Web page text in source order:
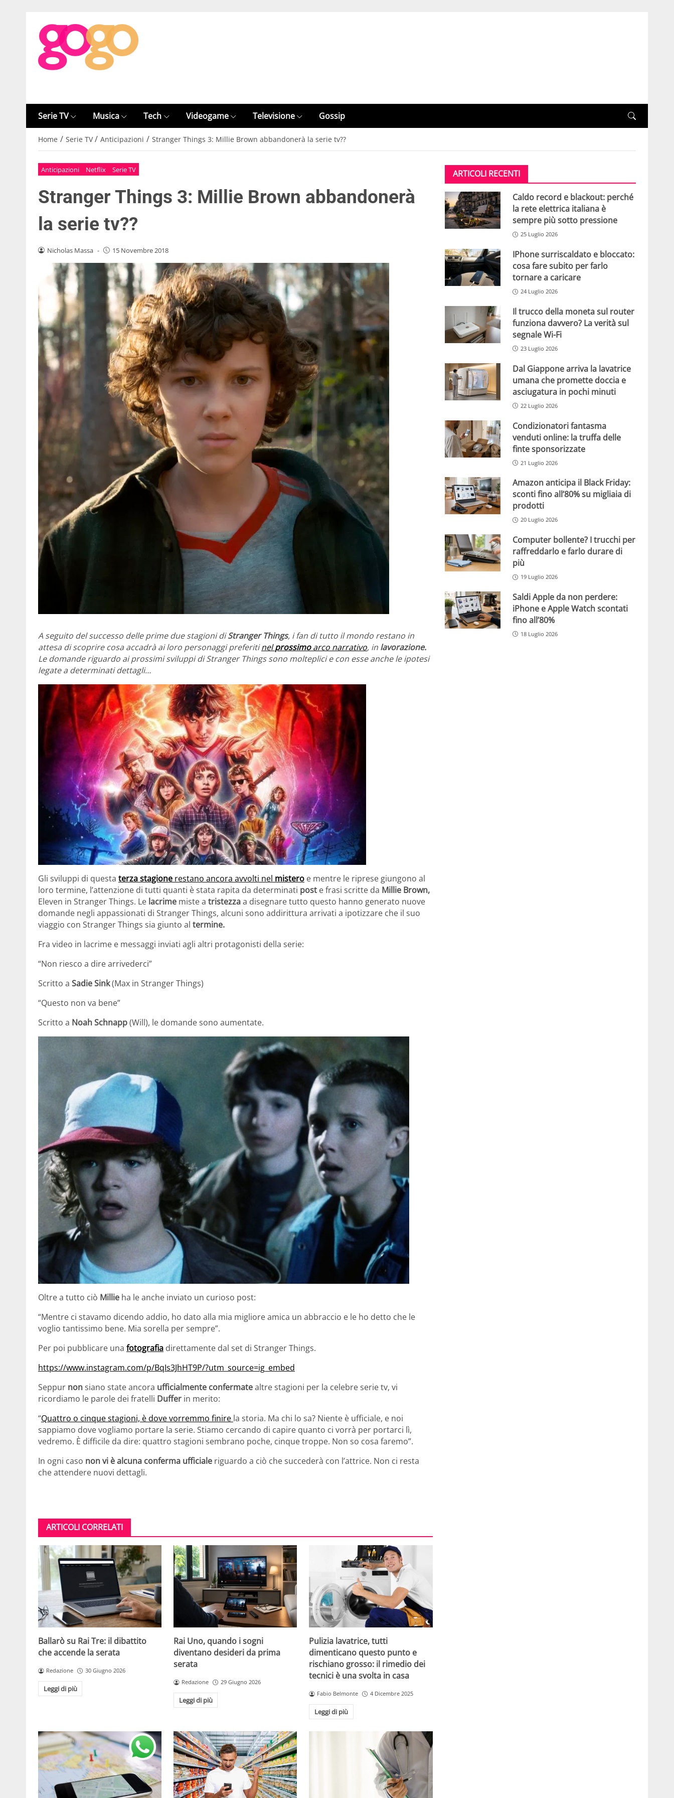
Serie TV Musica Tech Videogame Televisione Gossip
Home / Serie TV / Anticipazioni / Stranger Things 3: Millie Brown abbandonerà la serie tv??
Anticipazioni Netflix Serie TV
Stranger Things 3: Millie Brown abbandonerà
la serie tv??
Nicholas Massa - 15 Novembre 2018
A seguito del successo delle prime due stagioni diStranger Things, i fan di tutto il mondo restano in
attesa di scoprire cosa accadrà ai loro personaggi preferitinelprossimoarco narrativo, in lavorazione.
Le domande riguardo ai prossimi sviluppi di Stranger Things sono molteplici e con esse anche le ipotesi
legate a determinati dettagli…
Gli sviluppi di questa terza stagione restano ancora avvolti nel mistero e mentre le riprese giungono al
loro termine, l’attenzione di tutti quanti è stata rapita da determinati post e frasi scritte da Millie Brown,
Eleven in Stranger Things. Le lacrime miste a tristezzaa disegnare tutto questo hanno generato nuove
domande negli appassionati di Stranger Things, alcuni sono addirittura arrivati a ipotizzare che il suo
viaggio con Stranger Things sia giunto al termine.
Fra video in lacrime e messaggi inviati agli altri protagonisti della serie:
“Non riesco a dire arrivederci”
Scritto a Sadie Sink(Max in Stranger Things)
“Questo non va bene”
Scritto a Noah Schnapp(Will), le domande sono aumentate.
Oltre a tutto ciò Millie ha le anche inviato un curioso post:
“Mentre ci stavamo dicendo addio, ho dato alla mia migliore amica un abbraccio e le ho detto che le
voglio tantissimo bene. Mia sorella per sempre”.
Per poi pubblicare una fotografia direttamente dal set di Stranger Things.
https://www.instagram.com/p/BqIs3JhHT9P/?utm_source=ig_embed
Seppur nonsiano state ancora ufficialmente confermatealtre stagioni per la celebre serie tv, vi
ricordiamo le parole dei fratelli Duffer in merito:
“Quattro o cinque stagioni, è dove vorremmo finire la storia. Ma chi lo sa? Niente è ufficiale, e noi
sappiamo dove vogliamo portare la serie. Stiamo cercando di capire quanto ci vorrà per portarci lì,
vedremo. È difficile da dire: quattro stagioni sembrano poche, cinque troppe. Non so cosa faremo”.
In ogni caso non vi è alcuna conferma ufficiale riguardo a ciò che succederà con l’attrice. Non ci resta
che attendere nuovi dettagli.
ARTICOLI CORRELATI
Ballarò su Rai Tre: il dibattito
che accende la serata
Redazione 30 Giugno 2026
Leggi di più
Rai Uno, quando i sogni
diventano desideri da prima
serata
Redazione 29 Giugno 2026
Leggi di più
Pulizia lavatrice, tutti
dimenticano questo punto e
rischiano grosso: il rimedio dei
tecnici è una svolta in casa
Fabio Belmonte 4 Dicembre 2025
Leggi di più
ARTICOLI RECENTI
Caldo record e blackout: perché
la rete elettrica italiana è
sempre più sotto pressione
25 Luglio 2026
IPhone surriscaldato e bloccato:
cosa fare subito per farlo
tornare a caricare
24 Luglio 2026
Il trucco della moneta sul router
funziona davvero? La verità sul
segnale Wi-Fi
23 Luglio 2026
Dal Giappone arriva la lavatrice
umana che promette doccia e
asciugatura in pochi minuti
22 Luglio 2026
Condizionatori fantasma
venduti online: la truffa delle
finte sponsorizzate
21 Luglio 2026
Amazon anticipa il Black Friday:
sconti fino all’80% su migliaia di
prodotti
20 Luglio 2026
Computer bollente? I trucchi per
raffreddarlo e farlo durare di
più
19 Luglio 2026
Saldi Apple da non perdere:
iPhone e Apple Watch scontati
fino all’80%
18 Luglio 2026